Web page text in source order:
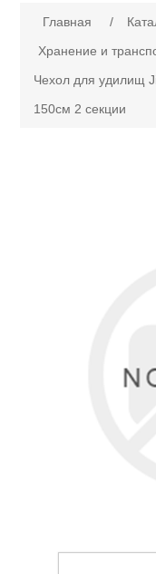
Каталог
Главная /
Хранение и
Чехол для удилищ
150см 2 секции